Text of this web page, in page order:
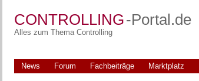
CONTROLLING-Portal.de
Alles zum Thema Controlling
News Forum Fachbeiträge Marktplatz